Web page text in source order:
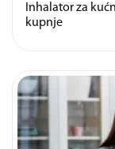
Inhalator za
kupnje